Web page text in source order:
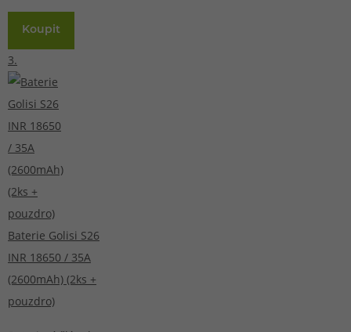
Koupit
3.
Baterie Golisi S26
INR 18650 / 35A
(2600mAh) (2ks +
pouzdro)